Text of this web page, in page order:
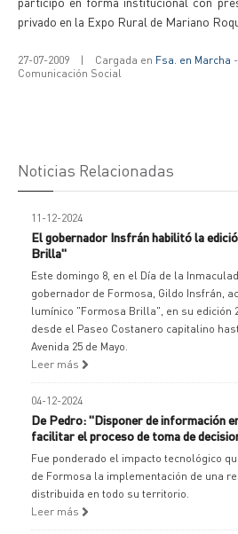
privado en la Expo Rural de Mariano
27-07-2009 | Cargada en Fsa. en Marcha
Comunicación Social
Noticias Relacionadas
11-12-2024
El gobernador Insfrán habilitó la
Brilla"
Este domingo 8, en el Día de la
gobernador de Formosa, Gildo Insfrán,
lumínico "Formosa Brilla", en su edición
desde el Paseo Costanero capitalino
Avenida 25 de Mayo.
Leer más
04-12-2024
De Pedro: "Disponer de información
facilitar el proceso de toma de
Fue ponderado el impacto tecnológico
de Formosa la implementación de una
distribuida en todo su territorio.
Leer más